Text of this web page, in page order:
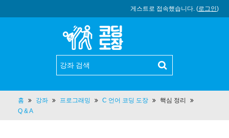
게스트로 접속했습니다. (로그인)
홈 강좌 프로그래밍 C 언어 코딩 도장
핵심 정리
Q & A